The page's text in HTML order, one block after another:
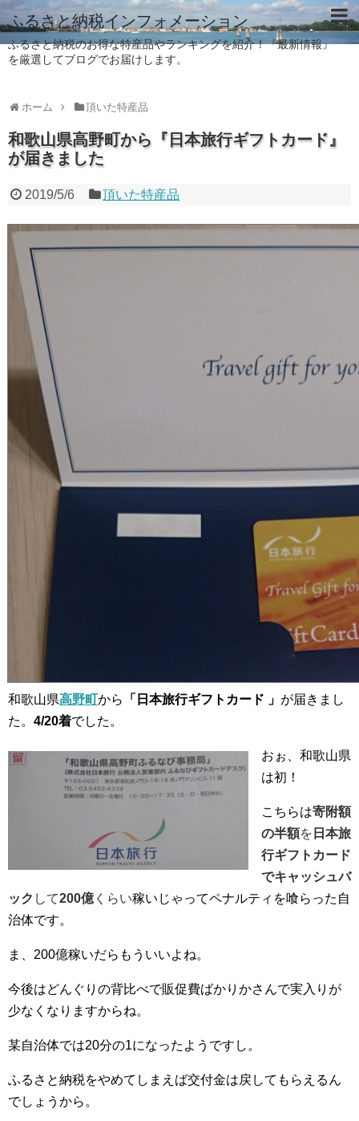
ふるさと納税インフォメーション
ふるさと納税のお得な特産品やランキングを紹介！『最新情報』
を厳選してブログでお届けします。
ホーム 頂いた特産品
和歌山県高野町から『日本旅行ギフトカード』
が届きました
2019/5/6 頂いた特産品
和歌山県高野町から 「日本旅行ギフトカード 」 が届きまし
た。 4/20着でした。
おぉ、和歌山県
は初！
こちらは寄附額
の半額を 日本旅
行ギフトカード
でキャッシュバ
ック して200億 くらい稼いじゃってペナルティを喰らった自
治体です。
ま、200億稼いだらもういいよね。
今後はどんぐりの背比べで販促費ばかりかさんで実入りが
少なくなりますからね。
某自治体では20分の1になったようですし。
ふるさと納税をやめてしまえば交付金は戻してもらえるん
でしょうから。